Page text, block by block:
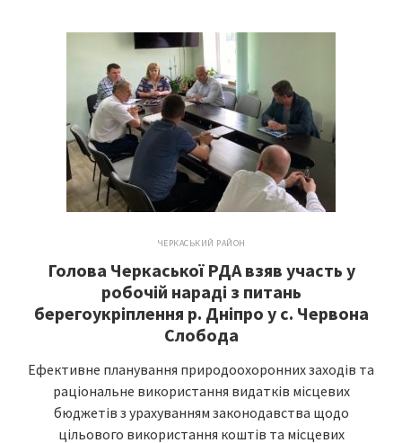
ЧЕРКАСЬКИЙ РАЙОН
Голова Черкаської РДА взяв участь у
робочій нараді з питань
берегоукріплення р. Дніпро у с. Червона
Слобода
Ефективне планування природоохоронних заходів та
раціональне використання видатків місцевих
бюджетів з урахуванням законодавства щодо
цільового використання коштів та місцевих